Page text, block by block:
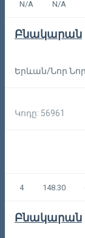
N/A N/A
Բնակարան
Երևան/Նոր
Կոդը: 56961
4 148.30
Բնակարան